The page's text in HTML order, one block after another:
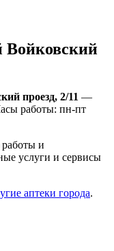
проезд, 2/11 —
работы: пн-пт
и
услуги и сервисы
аптеки города.